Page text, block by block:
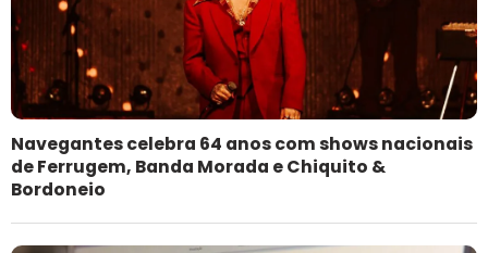
Navegantes celebra 64 anos com shows nacionais
de Ferrugem, Banda Morada e Chiquito &
Bordoneio